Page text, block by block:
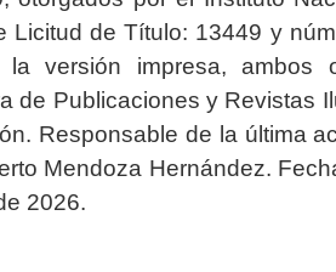
Licitud de Título: 13449 y
la versión impresa, ambos
de Publicaciones y Revistas
Responsable de la última
Mendoza Hernández.
2026.